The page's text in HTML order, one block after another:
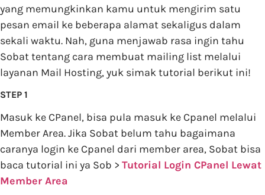
yang memungkinkan kamu untuk mengirim satu
pesan email ke beberapa alamat sekaligus dalam
sekali waktu. Nah, guna menjawab rasa ingin tahu
Sobat tentang cara membuat mailing list melalui
layanan Mail Hosting, yuk simak tutorial berikut ini!
STEP 1
Masuk ke CPanel, bisa pula masuk ke Cpanel melalui
Member Area. Jika Sobat belum tahu bagaimana
caranya login ke Cpanel dari member area, Sobat bisa
baca tutorial ini ya Sob > Tutorial Login CPanel Lewat
Member Area